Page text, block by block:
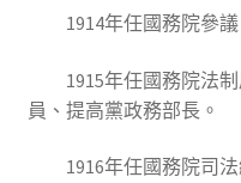
1914年任國務院參議
1915年任國務院法
員、提高黨政務部長。
1916年任國務院司